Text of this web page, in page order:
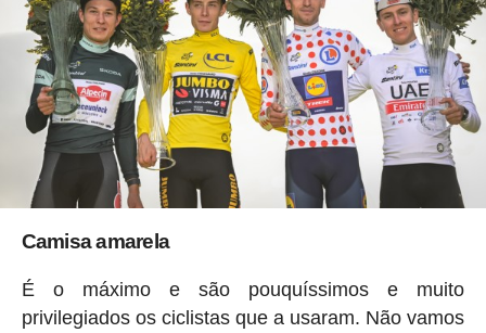
Camisa amarela
É o máximo e são pouquíssimos e muito
privilegiados os ciclistas que a usaram. Não vamos